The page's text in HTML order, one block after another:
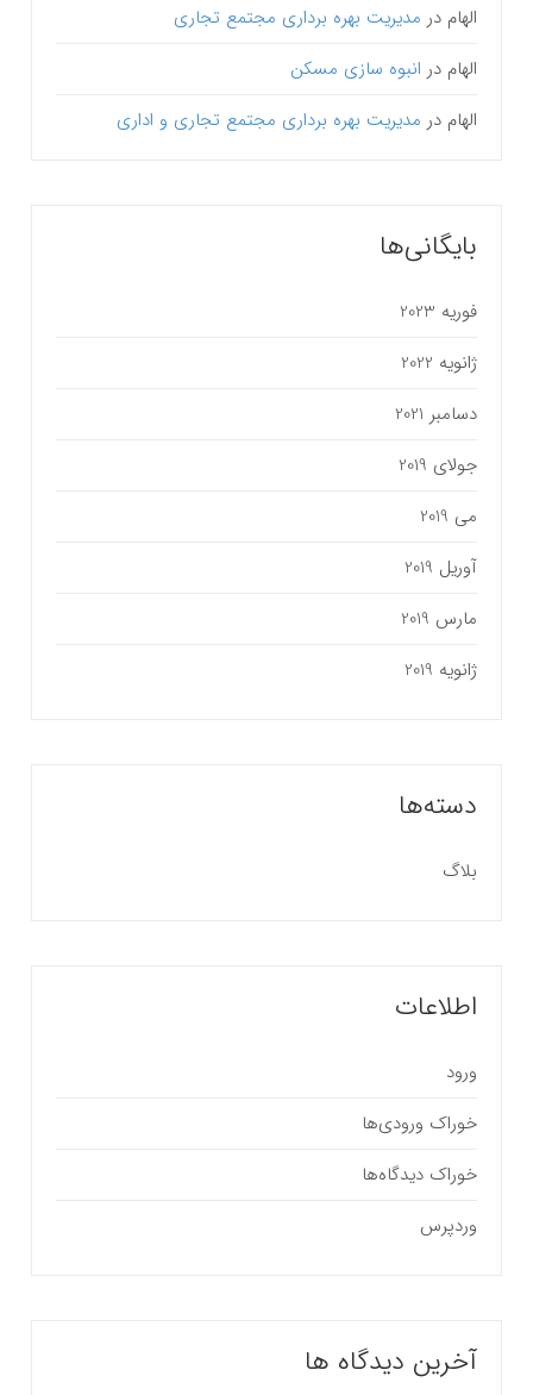
الهام در مدیریت بهره برداری مجتمع تجاری
الهام در انبوه سازی مسکن
الهام در مدیریت بهره برداری مجتمع تجاری و اداری
بایگانی‌ها
فوریه 2023
ژانویه 2022
دسامبر 2021
جولای 2019
می 2019
آوریل 2019
مارس 2019
ژانویه 2019
دسته‌ها
بلاگ
اطلاعات
ورود
خوراک ورودی‌ها
خوراک دیدگاه‌ها
وردپرس
آخرین دیدگاه ها